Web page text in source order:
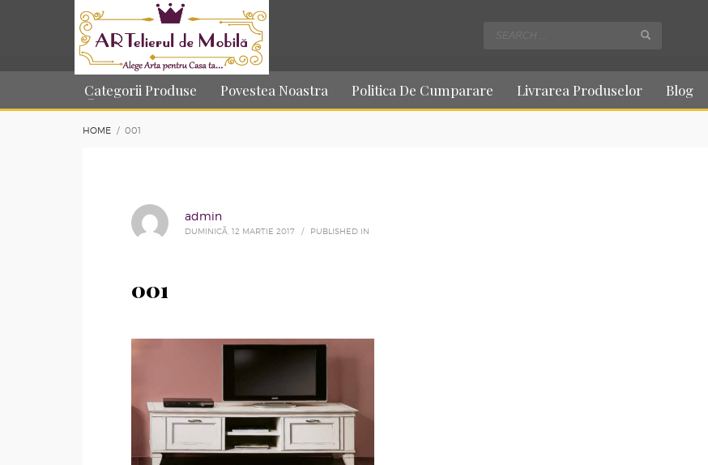
Categorii Produse Povestea Noastra Politica De Cumparare Livrarea Produselor Blog
HOME 001
admin
DUMINICĂ, 12 MARTIE 2017 / PUBLISHED IN
001